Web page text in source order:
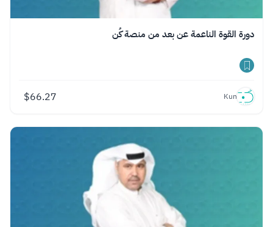
دورة القوة الناعمة عن بعد من منصة كُن
Kun
$66.27